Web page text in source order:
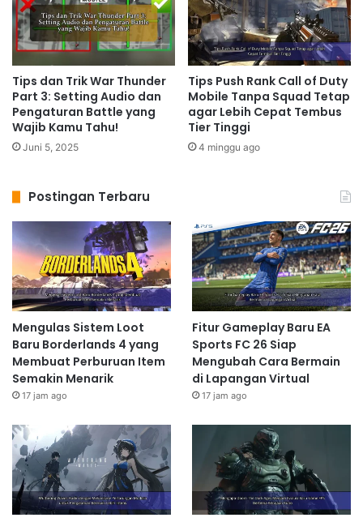
Tips dan Trik War Thunder
Part 3: Setting Audio dan
Pengaturan Battle yang
Wajib Kamu Tahu!
Juni 5, 2025
Tips Push Rank Call of Duty
Mobile Tanpa Squad Tetap
agar Lebih Cepat Tembus
Tier Tinggi
4 minggu ago
Postingan Terbaru
Mengulas Sistem Loot
Baru Borderlands 4 yang
Membuat Perburuan Item
Semakin Menarik
17 jam ago
Fitur Gameplay Baru EA
Sports FC 26 Siap
Mengubah Cara Bermain
di Lapangan Virtual
17 jam ago